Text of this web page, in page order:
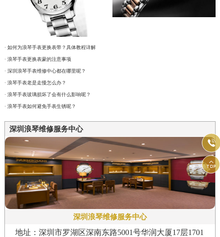
· 如何为浪琴手表更换表带？具体教程详解
· 浪琴手表更换表蒙的注意事项
· 深圳浪琴手表维修中心都在哪里呢？
· 浪琴手表老是走慢怎么办？
· 浪琴手表玻璃损坏了会有什么影响呢？
· 浪琴手表如何避免手表生锈呢？
深圳浪琴维修服务中心
深圳浪琴维修服务中心
地址：深圳市罗湖区深南东路5001号华润大厦17层1701

